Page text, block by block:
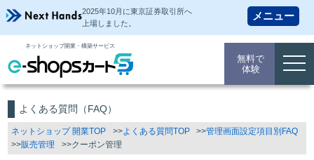
2025年10月に東京証券取引所へ
上場しました。
ネットショップ開業・構築サービス
無料で
体験
よくある質問（FAQ）
ネットショップ 開業TOP よくある質問TOP
管理画面設定項目別FAQ
販売管理
クーポン管理